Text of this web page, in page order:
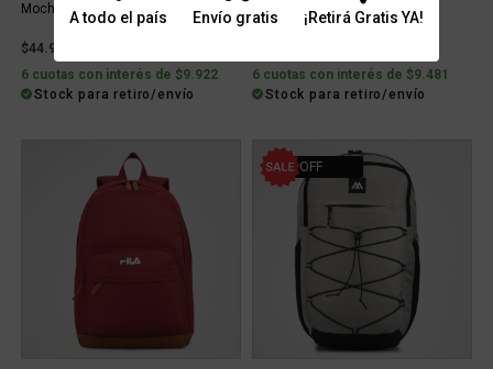
A todo el país Envío gratis ¡Retirá Gratis YA!
Mochila Puma Phase II Poliéster
$44.999
6 cuotas con interés de $9.922
Stock para retiro/envío
Mochila Puma Phase
6 cuotas con interés de $9.481
Stock para retiro/envío
60% OFF